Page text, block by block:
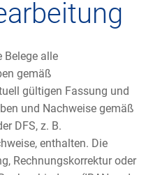
Forschung und
Umwelt vor Ort
Training
Statistiken
Belege alle
gemäß
gültigen Fassung und
und Nachweise gemäß
DFS, z. B.
enthalten. Die
Rechnungskorrektur oder